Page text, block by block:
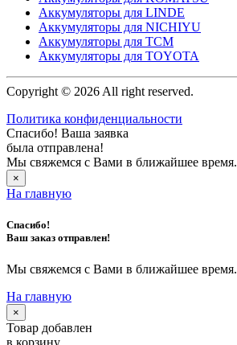
Аккумуляторы для LINDE
Аккумуляторы для NICHIYU
Аккумуляторы для TCM
Аккумуляторы для TOYOTA
Copyright © 2026 All right reserved.
Политика конфиденциальности
Спасибо! Ваша заявка
была отправлена!
Мы свяжемся с Вами в ближайшее время.
×
На главную
Спасибо!
Ваш заказ отправлен!
Мы свяжемся с Вами в ближайшее время.
На главную
×
Товар добавлен